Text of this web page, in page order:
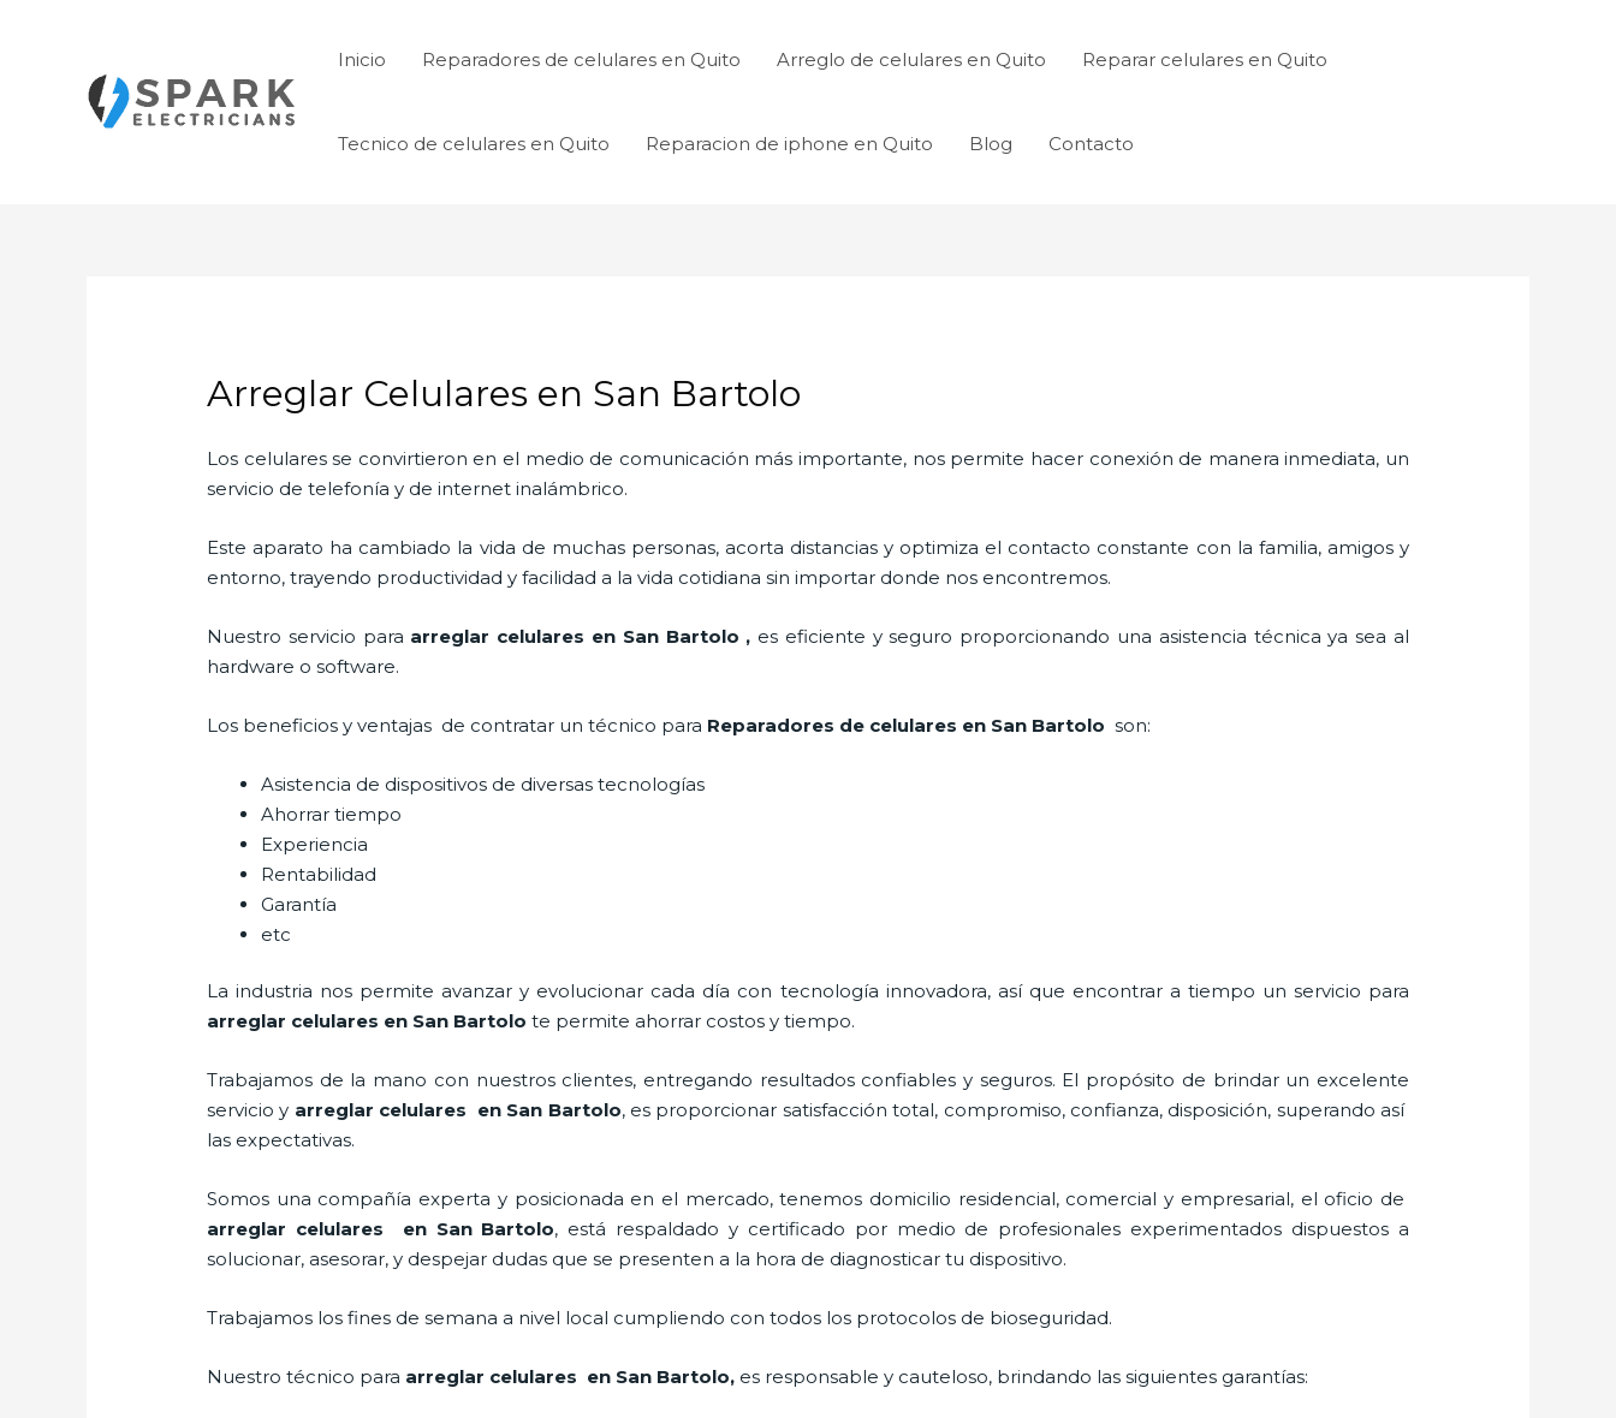
Inicio Reparadores de celulares en Quito Arreglo de celulares en Quito Reparar celulares en Quito
Tecnico de celulares en Quito Reparacion de iphone en Quito Blog Contacto
Arreglar Celulares en San Bartolo
Los celulares se convirtieron en el medio de comunicación más importante, nos permite hacer conexión de manera inmediata, un
servicio de telefonía y de internet inalámbrico.
Este aparato ha cambiado la vida de muchas personas, acorta distancias y optimiza el contacto constante con la familia, amigos y
entorno, trayendo productividad y facilidad a la vida cotidiana sin importar donde nos encontremos.
Nuestro servicio para arreglar celulares en San Bartolo , es eficiente y seguro proporcionando una asistencia técnica ya sea al
hardware o software.
Los beneficios y ventajas de contratar un técnico para Reparadores de celulares en San Bartoloson:
Asistencia de dispositivos de diversas tecnologías
Ahorrar tiempo
Experiencia
Rentabilidad
Garantía
etc
La industria nos permite avanzar y evolucionar cada día con tecnología innovadora, así que encontrar a tiempo un servicio para
arreglar celulares en San Bartolo te permite ahorrar costos y tiempo.
Trabajamos de la mano con nuestros clientes, entregando resultados confiables y seguros. El propósito de brindar un excelente
servicio y arreglar celulares en San Bartolo, es proporcionar satisfacción total, compromiso, confianza, disposición, superando así
las expectativas.
Somos una compañía experta y posicionada en el mercado, tenemos domicilio residencial, comercial y empresarial, el oficio de
arreglar celulares en San Bartolo, está respaldado y certificado por medio de profesionales experimentados dispuestos a
solucionar, asesorar, y despejar dudas que se presenten a la hora de diagnosticar tu dispositivo.
Trabajamos los fines de semana a nivel local cumpliendo con todos los protocolos de bioseguridad.
Nuestro técnico para arreglar celulares en San Bartolo, es responsable y cauteloso, brindando las siguientes garantías: